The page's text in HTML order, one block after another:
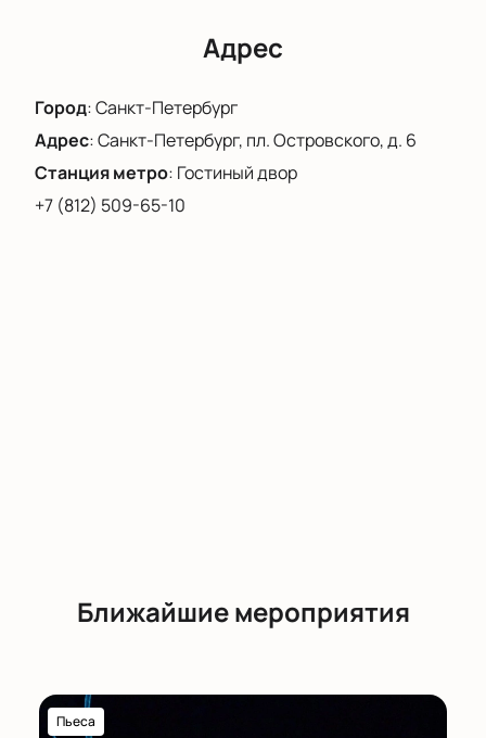
Прокофьева и Бажова. Купить билеты на нашем
сайте — это ваш ключ к незабываемым
Адрес
Город:Санкт-Петербург
Адрес:Санкт-Петербург, пл. Островского, д. 6
Станция метро: Гостиный двор
+7 (812) 509-65-10
Ближайшие мероприятия
Пьеса